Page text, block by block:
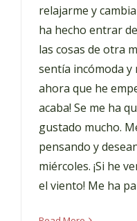
relajarme y
ha hecho entrar
las cosas de otra
sentía incómoda y
ahora que he
acaba! Se me ha
gustado mucho.
pensando y
miércoles. ¡Si he
el viento! Me ha